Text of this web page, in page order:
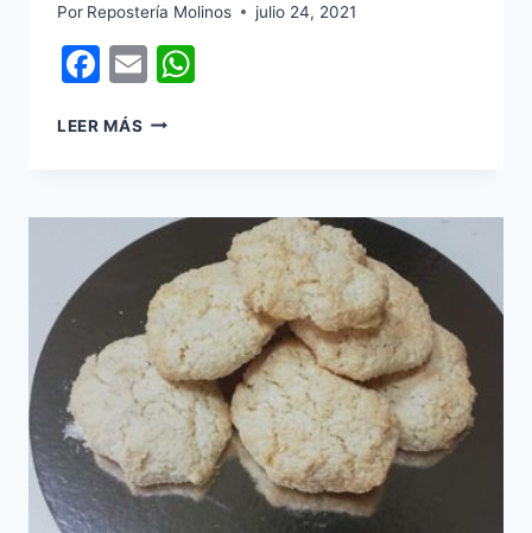
Por Repostería Molinos julio 24, 2021
Facebook
Email
LEER MÁS HOJALDRE
MANZANA